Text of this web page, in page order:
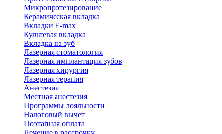
Микропротезирование
Керамическая вкладка
Вкладки E-max
Культевая вкладка
Вкладка на зуб
Лазерная стоматология
Лазерная имплантация зубов
Лазерная хирургия
Лазерная терапия
Анестезия
Местная анестезия
Программы лояльности
Налоговый вычет
Поэтапная оплата
Лечение в рассрочку